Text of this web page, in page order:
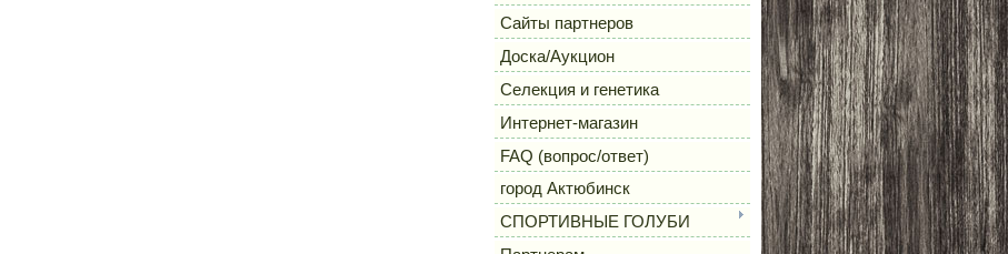
Сайты партнеров
Доска/Аукцион
Селекция и генетика
Интернет-магазин
FAQ (вопрос/ответ)
город Актюбинск
СПОРТИВНЫЕ ГОЛУБИ